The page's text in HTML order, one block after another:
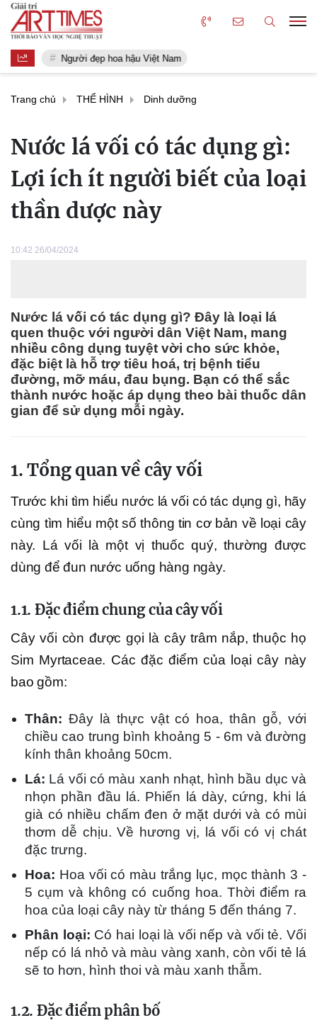
Người đẹp hoa hậu Việt Nam
Trang chủ THỂ HÌNH Dinh dưỡng
Nước lá vối có tác dụng gì:
Lợi ích ít người biết của loại
thần dược này
10:42 26/04/2024
Nước lá vối có tác dụng gì? Đây là loại lá
quen thuộc với người dân Việt Nam, mang
nhiều công dụng tuyệt vời cho sức khỏe,
đặc biệt là hỗ trợ tiêu hoá, trị bệnh tiểu
đường, mỡ máu, đau bụng. Bạn có thể sắc
thành nước hoặc áp dụng theo bài thuốc dân
gian để sử dụng mỗi ngày.
1. Tổng quan về cây vối
Trước khi tìm hiểu nước lá vối có tác dụng gì, hãy
cùng tìm hiểu một số thông tin cơ bản về loại cây
này. Lá vối là một vị thuốc quý, thường được
dùng để đun nước uống hàng ngày.
1.1. Đặc điểm chung của cây vối
Cây vối còn được gọi là cây trâm nắp, thuộc họ
Sim Myrtaceae. Các đặc điểm của loại cây này
bao gồm:
Thân: Đây là thực vật có hoa, thân gỗ, với
chiều cao trung bình khoảng 5 - 6m và đường
kính thân khoảng 50cm.
Lá: Lá vối có màu xanh nhạt, hình bầu dục và
nhọn phần đầu lá. Phiến lá dày, cứng, khi lá
già có nhiều chấm đen ở mặt dưới và có mùi
thơm dễ chịu. Về hương vị, lá vối có vị chát
đặc trưng.
Hoa: Hoa vối có màu trắng lục, mọc thành 3 -
5 cụm và không có cuống hoa. Thời điểm ra
hoa của loại cây này từ tháng 5 đến tháng 7.
Phân loại: Có hai loại là vối nếp và vối tẻ. Vối
nếp có lá nhỏ và màu vàng xanh, còn vối tẻ lá
sẽ to hơn, hình thoi và màu xanh thẫm.
1.2. Đặc điểm phân bố